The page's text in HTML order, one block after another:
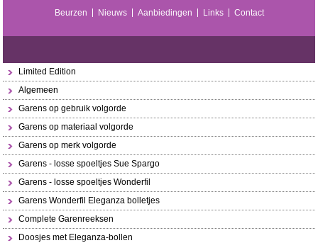
Beurzen Nieuws Aanbiedingen Links Contact
Limited Edition
Algemeen
Garens op gebruik volgorde
Garens op materiaal volgorde
Garens op merk volgorde
Garens - losse spoeltjes Sue Spargo
Garens - losse spoeltjes Wonderfil
Garens Wonderfil Eleganza bolletjes
Complete Garenreeksen
Doosjes met Eleganza-bollen